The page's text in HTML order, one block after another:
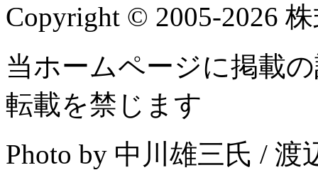
Copyright © 2005-2026
当ホームページに掲載
転載を禁じます
Photo by 中川雄三氏 /